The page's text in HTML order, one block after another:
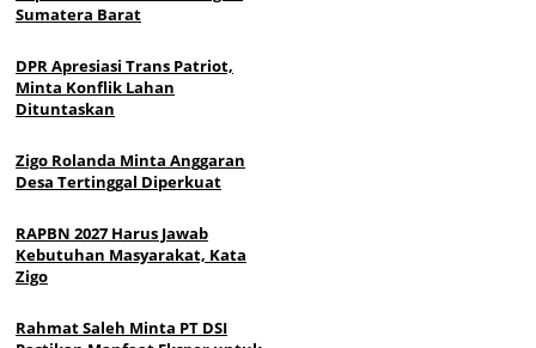
Sumatera Barat
DPR Apresiasi Trans Patriot,
Minta Konflik Lahan
Dituntaskan
Zigo Rolanda Minta Anggaran
Desa Tertinggal Diperkuat
RAPBN 2027 Harus Jawab
Kebutuhan Masyarakat, Kata
Zigo
Rahmat Saleh Minta PT DSI